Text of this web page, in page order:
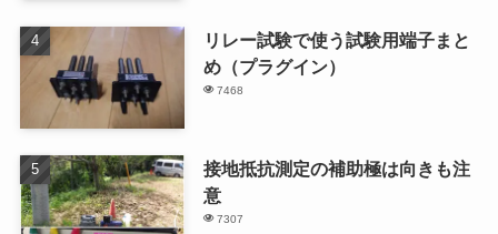
リレー試験で使う試験用端子まと
め（プラグイン）
7468
接地抵抗測定の補助極は向きも注
意
7307